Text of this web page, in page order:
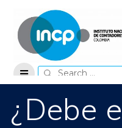
Search
for:
¿Debe